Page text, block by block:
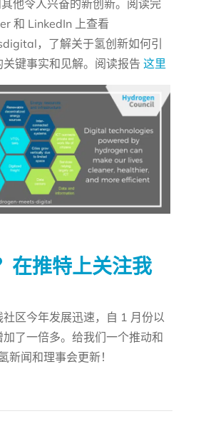
他令人兴奋的新创新。阅读完
和 LinkedIn 上查看
，了解关于氢创新如何引
键事实和见解。阅读报告 这里
在推特上关注我
区今年发展迅速，自 1 月份以
了一倍多。给我们一个推动和
新闻和理事会更新！